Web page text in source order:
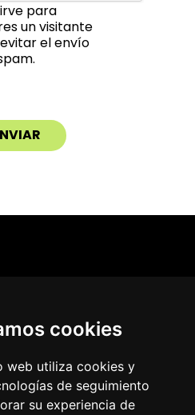
cookies
web utiliza cookies y
de seguimiento
su experiencia de
para
un visitante
el envío